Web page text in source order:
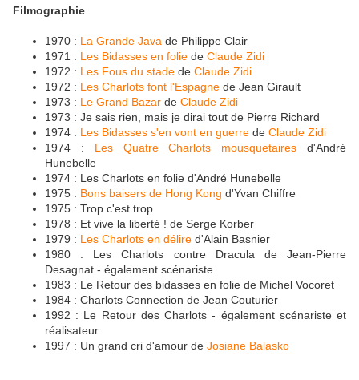
Filmographie
1970 : La Grande Java de Philippe Clair
1971 : Les Bidasses en folie de Claude Zidi
1972 : Les Fous du stade de Claude Zidi
1972 : Les Charlots font l'Espagne de Jean Girault
1973 : Le Grand Bazar de Claude Zidi
1973 : Je sais rien, mais je dirai tout de Pierre Richard
1974 : Les Bidasses s'en vont en guerre de Claude Zidi
1974 : Les Quatre Charlots mousquetaires d'André
Hunebelle
1974 : Les Charlots en folie d'André Hunebelle
1975 : Bons baisers de Hong Kong d'Yvan Chiffre
1975 : Trop c'est trop
1978 : Et vive la liberté ! de Serge Korber
1979 : Les Charlots en délire d'Alain Basnier
1980 : Les Charlots contre Dracula de Jean-Pierre
Desagnat - également scénariste
1983 : Le Retour des bidasses en folie de Michel Vocoret
1984 : Charlots Connection de Jean Couturier
1992 : Le Retour des Charlots - également scénariste et
réalisateur
1997 : Un grand cri d'amour de Josiane Balasko